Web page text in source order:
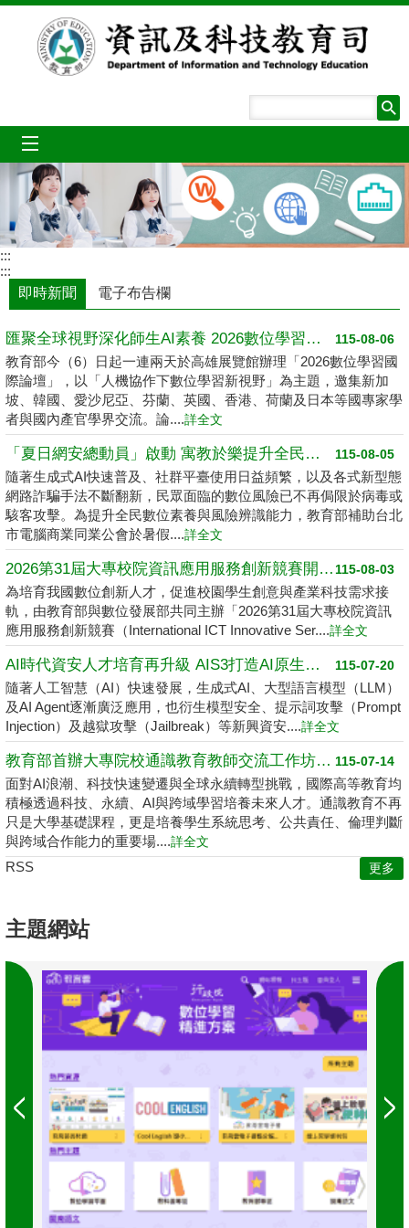
跳到主要內容區塊
:::
:::
即時新聞
電子布告欄
115-08-06
匯聚全球視野深化師生AI素養 2026數位學習國際論壇高雄登場
教育部今（6）日起一連兩天於高雄展覽館辦理「2026數位學習國
際論壇」，以「人機協作下數位學習新視野」為主題，邀集新加
坡、韓國、愛沙尼亞、芬蘭、英國、香港、荷蘭及日本等國專家學
者與國內產官學界交流。論....詳全文
115-08-05
「夏日網安總動員」啟動 寓教於樂提升全民數位素養
隨著生成式AI快速普及、社群平臺使用日益頻繁，以及各式新型態
網路詐騙手法不斷翻新，民眾面臨的數位風險已不再侷限於病毒或
駭客攻擊。為提升全民數位素養與風險辨識能力，教育部補助台北
市電腦商業同業公會於暑假....詳全文
115-08-03
2026第31屆大專校院資訊應用服務創新競賽開跑了 請高中職以上學生踴躍報名
為培育我國數位創新人才，促進校園學生創意與產業科技需求接
軌，由教育部與數位發展部共同主辦「2026第31屆大專校院資訊
應用服務創新競賽（International ICT Innovative Ser....詳全文
115-07-20
AI時代資安人才培育再升級 AIS3打造AI原生資安學習環境
隨著人工智慧（AI）快速發展，生成式AI、大型語言模型（LLM）
及AI Agent逐漸廣泛應用，也衍生模型安全、提示詞攻擊（Prompt
Injection）及越獄攻擊（Jailbreak）等新興資安....詳全文
115-07-14
教育部首辦大專院校通識教育教師交流工作坊 邁向2050共創未來永續大學
面對AI浪潮、科技快速變遷與全球永續轉型挑戰，國際高等教育均
積極透過科技、永續、AI與跨域學習培養未來人才。通識教育不再
只是大學基礎課程，更是培養學生系統思考、公共責任、倫理判斷
與跨域合作能力的重要場....詳全文
RSS 更多
主題網站